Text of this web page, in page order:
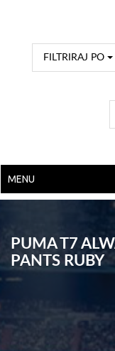
FILTRIRAJ PO
MENU
PUMA T7
PANTS RUBY